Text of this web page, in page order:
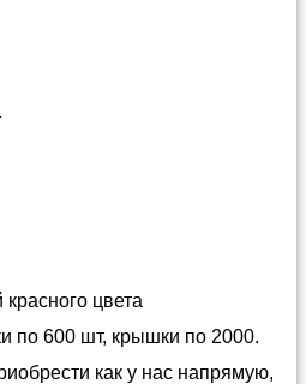
цвета
по 600 шт, крышки по 2000.
как у нас напрямую,